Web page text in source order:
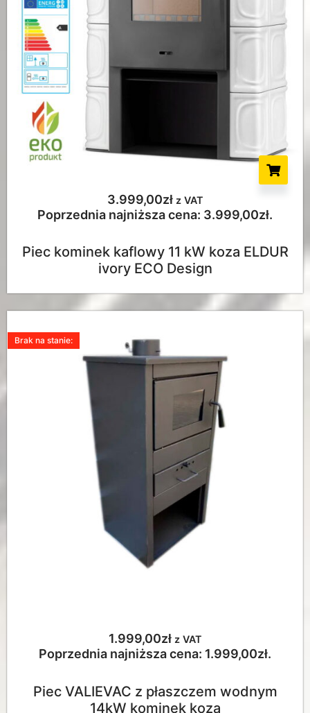
3.999,00zł z VAT
Poprzednia najniższa cena: 3.999,00zł.
Piec kominek kaflowy 11 kW koza ELDUR
ivory ECO Design
Brak na stanie:
1.999,00zł z VAT
Poprzednia najniższa cena: 1.999,00zł.
Piec VALIEVAC z płaszczem wodnym
14kW kominek koza